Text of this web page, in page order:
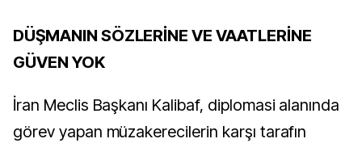
DÜŞMANIN SÖZLERİNE VE VAATLERİNE
GÜVEN YOK
İran Meclis Başkanı Kalibaf, diplomasi alanında
görev yapan müzakerecilerin karşı tarafın